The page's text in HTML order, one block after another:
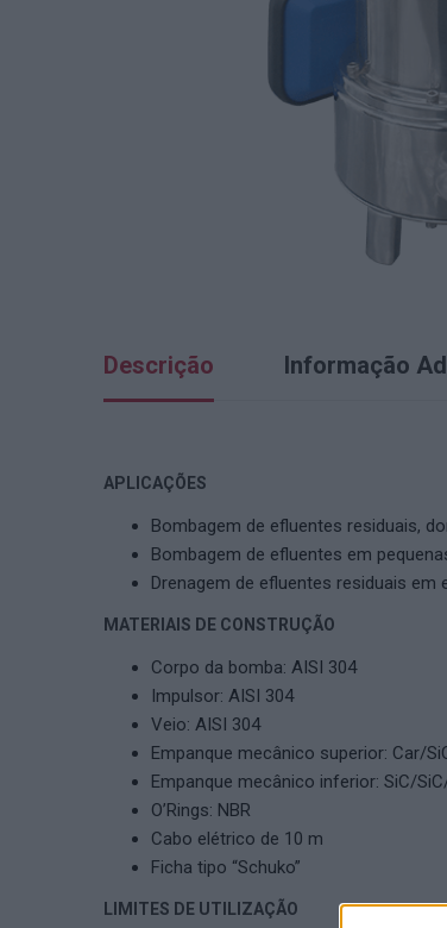
Descrição Informação
APLICAÇÕES
Bombagem de efluentes residuais,
Bombagem de efluentes em
Drenagem de efluentes residuais
MATERIAIS DE CONSTRUÇÃO
Corpo da bomba: AISI 304
Impulsor: AISI 304
Veio: AISI 304
Empanque mecânico superior: Car/
Empanque mecânico inferior: SiC/
O’Rings: NBR
Cabo elétrico de 10 m
Ficha tipo “Schuko”
LIMITES DE UTILIZAÇÃO